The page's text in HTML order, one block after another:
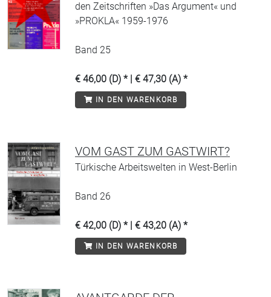
den Zeitschriften »Das Argument« und
»PROKLA« 1959-1976
Band 25
€ 46,00 (D) * | € 47,30 (A) *
IN DEN WARENKORB
VOM GAST ZUM GASTWIRT?
Türkische Arbeitswelten in West-Berlin
Band 26
€ 42,00 (D) * | € 43,20 (A) *
IN DEN WARENKORB